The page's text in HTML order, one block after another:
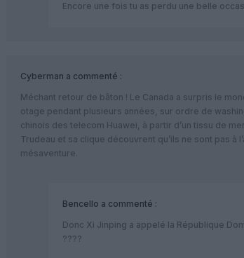
Encore une fois tu as perdu une belle
Cyberman a commenté :
Méchant retour de bâton ! Le Canada a surpris le
otage pendant plusieurs années, sur ordre de
chinois des telecom Huawei, à partir d’un tissu de
Trudeau et sa clique découvrent qu’ils ne sont pas à
mésaventure.
Bencello a commenté :
Donc Xi Jinping a appelé la République
????